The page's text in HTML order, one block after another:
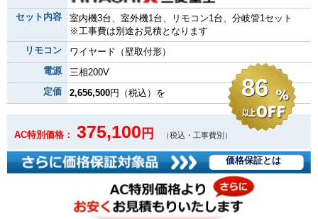
セット内容
室内機3台、室外機1台、リモコン1台、分岐管1セット
※工事費は別途お見積となります
リモコン
ワイヤード（壁取付形）
電源
三相200V
定価
2,656,500円（税込）を 86
AC特別価格： 375,100 円 （税込・工事費別）
価格保証とは